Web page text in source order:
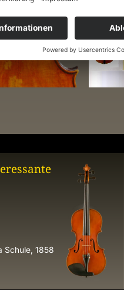
Schule, 1858